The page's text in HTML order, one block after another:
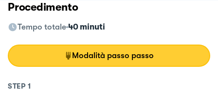
Procedimento
Tempo totale 40 minuti
Modalità passo passo
STEP 1